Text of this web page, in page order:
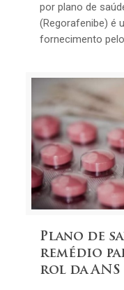
por plano de
(Regorafenibe) é
fornecimento
Plano de
remédio
rol da ANS